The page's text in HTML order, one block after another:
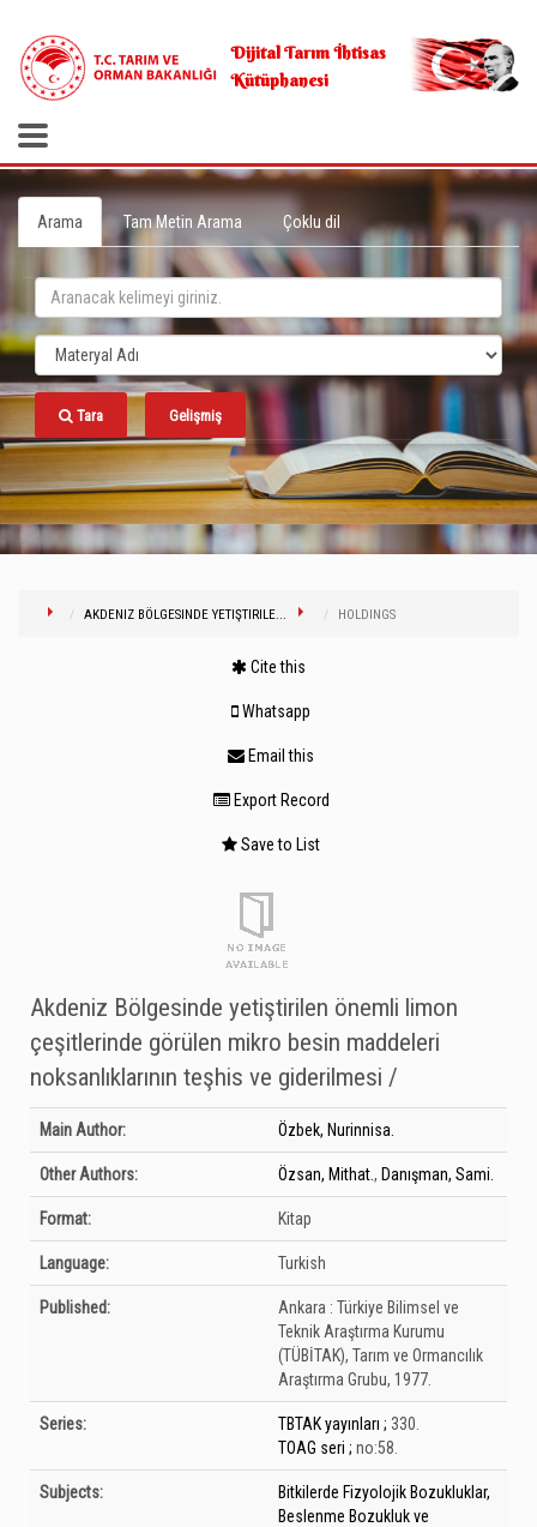
Dijital Tarım İhtisas
Kütüphanesi
Arama Tam Metin Arama Çoklu dil
Tara Gelişmiş
AKDENIZ BÖLGESINDE YETIŞTIRILE... HOLDINGS
Cite this
Whatsapp
Email this
Export Record
Save to List
Akdeniz Bölgesinde yetiştirilen önemli limon
çeşitlerinde görülen mikro besin maddeleri
noksanlıklarının teşhis ve giderilmesi /
Bibliographic Details
Main Author: Özbek, Nurinnisa.
Other Authors: Özsan, Mithat., Danışman, Sami.
Format: Kitap
Language: Turkish
Published: Ankara : Türkiye Bilimsel ve
Teknik Araştırma Kurumu
(TÜBİTAK), Tarım ve Ormancılık
Araştırma Grubu, 1977.
Series: TBTAK yayınları ; 330.
TOAG seri ; no:58.
Subjects:
Bitkilerde Fizyolojik Bozukluklar,
Beslenme Bozukluk ve